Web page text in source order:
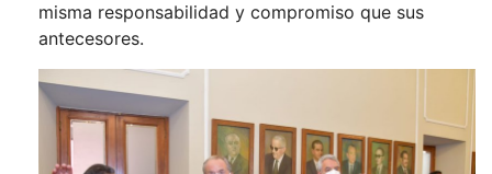
misma responsabilidad y compromiso que sus
antecesores.